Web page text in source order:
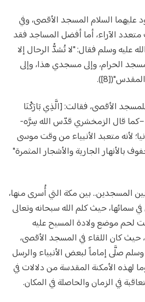
عليهما السلام المسجد الأقصى، وفي
متعدد الآراء، أما أفضل المساجد فقد
عليه وسلم فقال: "لا تُشدُّ الرحال إلا
الحرام، وإلى مسجدي هذا، وإلى
الأقصى، فقالت: [الَّذِي بَارَكْنَا
قال الزمخشري قدّس الله سِرَّه-
لأنه متعبد الأنبياء من وقت موسى
بالأنهار الجارية والأشجار المثمرة"
المسجدين.. بين مكة التي أُسرى منها،
سمائها، حيث كلم الله سبحانه وتعالى
لحم موضع ولادة المسيح عليه
حيث كان اللقاء في المسجد الأقصى،
وسلم صلَّى إماماً لبعض الأنبياء والرسل
وما لهذه الأمكنة المقدسة من دلالات في
في الزمان والحاصلة في المكان.